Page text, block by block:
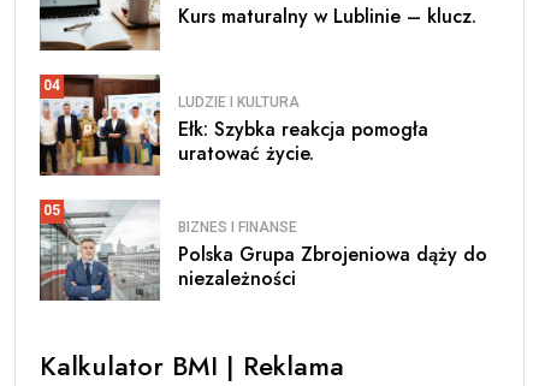
Kurs maturalny w Lublinie – klucz.
04
LUDZIE I KULTURA
Ełk: Szybka reakcja pomogła
uratować życie.
05
BIZNES I FINANSE
Polska Grupa Zbrojeniowa dąży do
niezależności
Kalkulator BMI | Reklama